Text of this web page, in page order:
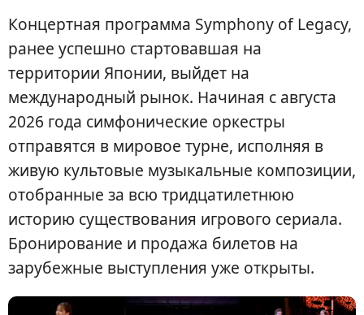
Концертная программа Symphony of Legacy,
ранее успешно стартовавшая на
территории Японии, выйдет на
международный рынок. Начиная с августа
2026 года симфонические оркестры
отправятся в мировое турне, исполняя в
живую культовые музыкальные композиции,
отобранные за всю тридцатилетнюю
историю существования игрового сериала.
Бронирование и продажа билетов на
зарубежные выступления уже открыты.